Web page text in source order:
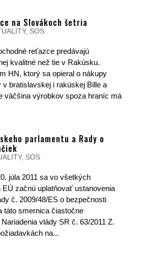
na Slovákoch šetria
, SOS
reťazce predávajú
kvalitné než tie v Rakúsku.
HN, ktorý sa opieral o nákupy
v bratislavskej i rakúskej Bille a
väčšina výrobkov spoza hraníc má
parlamentu a Rady o
, SOS
júla 2011 sa vo všetkých
začnú uplatňovať ustanovenia
č. 2009/48/ES o bezpečnosti
táto smernica čiastočne
vlády SR č. 63/2011 Z.
na...